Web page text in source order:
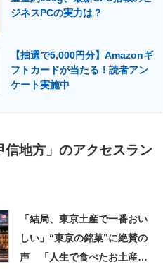
ジネスPCの実力は？
【抽選で5,000円分】Amazonギ
フトカードが当たる！読者アン
ケート実施中
信地方」のアクセスラン
「結局、東京土産で一番おい
しい」“東京の銘菓”に絶賛の
声 「人生で食べたお土産の